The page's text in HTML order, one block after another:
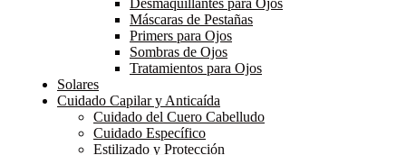
Desmaquillantes para Ojos
Máscaras de Pestañas
Primers para Ojos
Sombras de Ojos
Tratamientos para Ojos
Solares
Cuidado Capilar y Anticaída
Cuidado del Cuero Cabelludo
Cuidado Específico
Estilizado y Protección